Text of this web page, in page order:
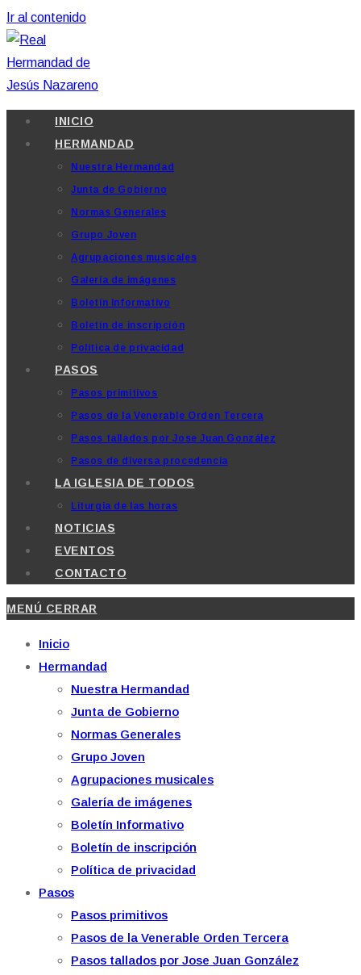
Ir al contenido
INICIO
HERMANDAD
Nuestra Hermandad
Junta de Gobierno
Normas Generales
Grupo Joven
Agrupaciones musicales
Galería de imágenes
Boletín Informativo
Boletín de inscripción
Política de privacidad
PASOS
Pasos primitivos
Pasos de la Venerable Orden Tercera
Pasos tallados por Jose Juan González
Pasos de diversa procedencia
LA IGLESIA DE TODOS
Liturgia de las horas
NOTICIAS
EVENTOS
CONTACTO
MENÚ CERRAR
Inicio
Hermandad
Nuestra Hermandad
Junta de Gobierno
Normas Generales
Grupo Joven
Agrupaciones musicales
Galería de imágenes
Boletín Informativo
Boletín de inscripción
Política de privacidad
Pasos
Pasos primitivos
Pasos de la Venerable Orden Tercera
Pasos tallados por Jose Juan González